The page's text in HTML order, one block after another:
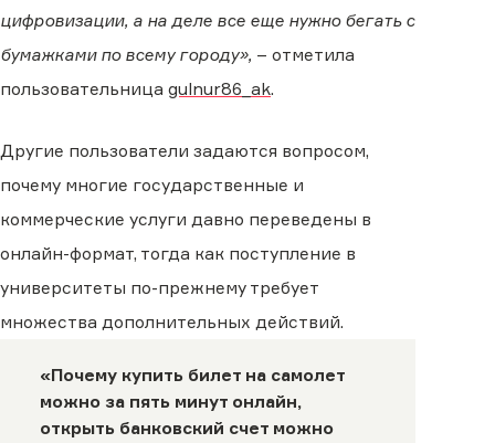
цифровизации, а на деле все еще нужно бегать с
бумажками по всему городу», – отметила
пользовательница gulnur86_ak.
Другие пользователи задаются вопросом,
почему многие государственные и
коммерческие услуги давно переведены в
онлайн-формат, тогда как поступление в
университеты по-прежнему требует
множества дополнительных действий.
«Почему купить билет на самолет
можно за пять минут онлайн,
открыть банковский счет можно